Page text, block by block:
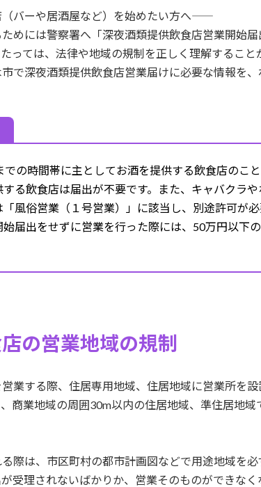
バーや居酒屋など）を始めたい方へ――
めには警察署へ「深夜酒類提供飲食店営業開始
っては、法律や地域の規制を正しく理解すること
で深夜酒類提供飲食店営業届けに必要な情報を
の時間帯に主としてお酒を提供する飲食店のこ
る飲食店は届出が不要です。また、キャバクラ
風俗営業（１号営業）」に該当し、別途許可が必
届出をせずに営業を行った際には、50万円以下
の営業地域の規制
業する際、住居専用地域、住居地域に営業所を
商業地域の周囲30m以内の住居地域、準住居地
際は、市区町村の都市計画図などで用途地域を必
受理されないばかりか、営業そのものができなく